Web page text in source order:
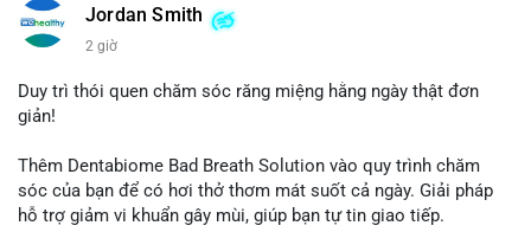
$btc $eth
#vlikevn #titanbot
Jordan Smith
2 giờ
Duy trì thói quen chăm sóc răng miệng hằng ngày thật đơn
giản!
Thêm Dentabiome Bad Breath Solution vào quy trình chăm
sóc của bạn để có hơi thở thơm mát suốt cả ngày. Giải pháp
hỗ trợ giảm vi khuẩn gây mùi, giúp bạn tự tin giao tiếp.